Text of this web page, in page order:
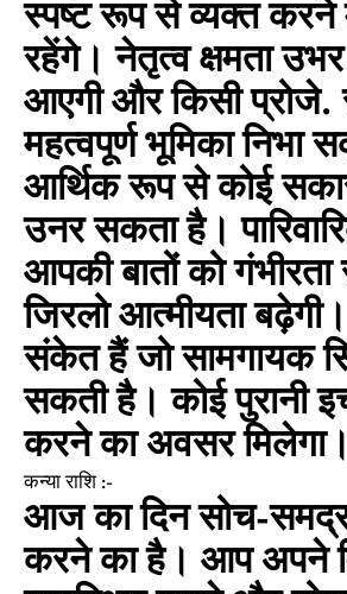
स्पष्ट रूप से व्यक्त
रहेंगे। नेतृत्व क्षमता
आएगी और किसी प्रोजे.
महत्वपूर्ण भूमिका निभा
आर्थिक रूप से कोई
उनर सकता है।
आपकी बातों को
जिरलो आत्मीयता
संकेत हैं जो सामगायक
सकती है। कोई पुरानी
करने का अवसर मिलेगा।
कन्या राशि :-
आज का दिन सोच-
करने का है। आप अपने